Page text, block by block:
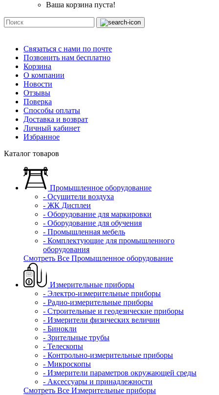
Ваша корзина пуста!
Связаться с нами по почте
Позвонить нам бесплатно
Корзина
О компании
Новости
Отзывы
Поверка
Способы оплаты
Доставка и возврат
Личный кабинет
Избранное
Каталог товаров
Промышленное оборудование
- Осушители воздуха
- ЖК Дисплеи
- Оборудование для маркировки
- Оборудование для обучения
- Промышленная мебель
- Комплектующие для промышленного
оборудования
Смотреть Все Промышленное оборудование
Измерительные приборы
- Электро-измерительные приборы
- Радио-измерительные приборы
- Строительные и геодезические приборы
- Измерители физических величин
- Бинокли
- Зрительные трубы
- Телескопы
- Контрольно-измерительные приборы
- Микроскопы
- Измерители параметров окружающей среды
- Аксессуары и принадлежности
Смотреть Все Измерительные приборы